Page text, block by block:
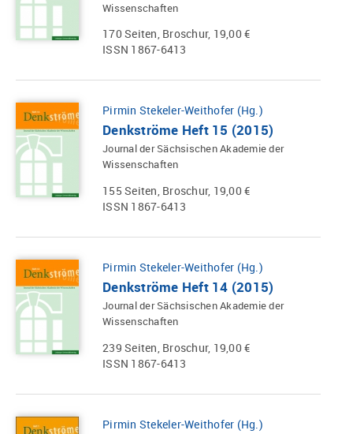
Wissenschaften
170 Seiten, Broschur, 19,00 €
ISSN 1867-6413
Pirmin Stekeler-Weithofer (Hg.)
Denkströme Heft 15 (2015)
Journal der Sächsischen Akademie der
Wissenschaften
155 Seiten, Broschur, 19,00 €
ISSN 1867-6413
Pirmin Stekeler-Weithofer (Hg.)
Denkströme Heft 14 (2015)
Journal der Sächsischen Akademie der
Wissenschaften
239 Seiten, Broschur, 19,00 €
ISSN 1867-6413
Pirmin Stekeler-Weithofer (Hg.)